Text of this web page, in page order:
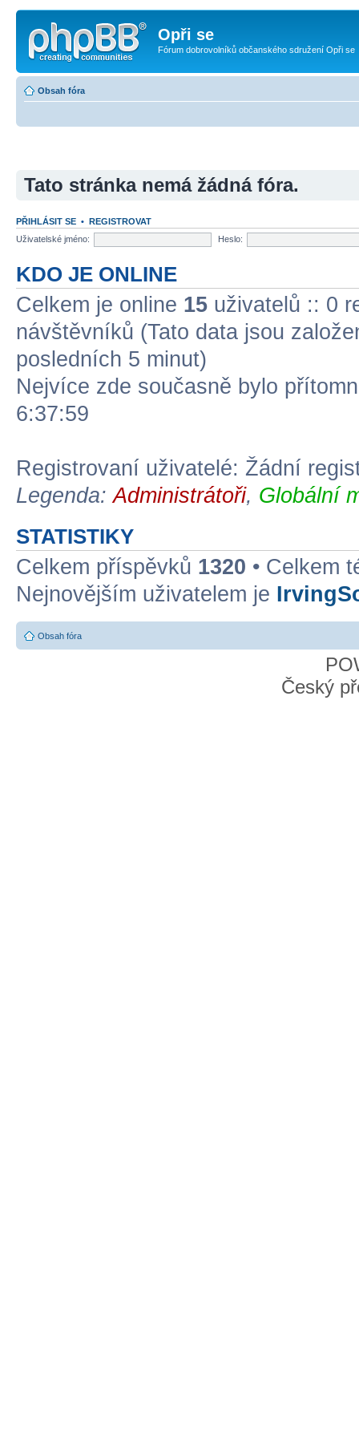
Opři se
Fórum dobrovolníků občanského sdružení Opři se
Obsah fóra
Tato stránka nemá žádná fóra.
PŘIHLÁSIT SE • REGISTROVAT
Uživatelské jméno:
Heslo:
KDO JE ONLINE
Celkem je online 15 uživatelů :: 0
návštěvníků (Tato data jsou
posledních 5 minut)
Nejvíce zde současně bylo
6:37:59
Registrovaní uživatelé: Žádní
Legenda:Administrátoři, Globální
STATISTIKY
Celkem příspěvků 1320 • Celkem
Nejnovějším uživatelem je
Obsah fóra
Český